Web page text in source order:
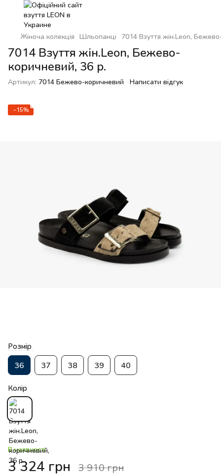
Жіноча колекція Шльопанці 7014 Взуття жін.Leon,
7014 Взуття жін.Leon, Бежево-
коричневий, 36 р.
Артикул: 7014 Бежево-коричневий Написати відгук
−15%
Розмір
36 37 38 39 40
Колір
В наявності
3 324 грн 3 910 грн